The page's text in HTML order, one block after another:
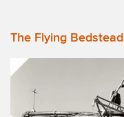
The Flying Bedstead